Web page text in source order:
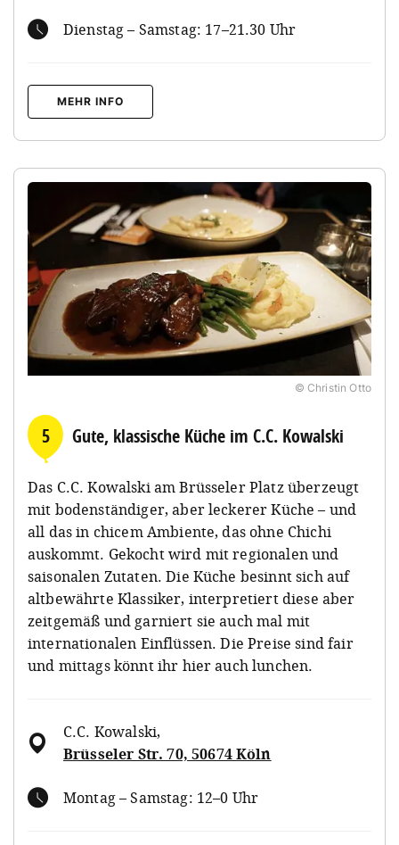
Dienstag – Samstag: 17–21.30 Uhr
MEHR INFO
© Christin Otto
5 Gute, klassische Küche im C.C. Kowalski
Das C.C. Kowalski am Brüsseler Platz überzeugt
mit bodenständiger, aber leckerer Küche – und
all das in chicem Ambiente, das ohne Chichi
auskommt. Gekocht wird mit regionalen und
saisonalen Zutaten. Die Küche besinnt sich auf
altbewährte Klassiker, interpretiert diese aber
zeitgemäß und garniert sie auch mal mit
internationalen Einflüssen. Die Preise sind fair
und mittags könnt ihr hier auch lunchen.
C.C. Kowalski,
Brüsseler Str. 70, 50674 Köln
Montag – Samstag: 12–0 Uhr